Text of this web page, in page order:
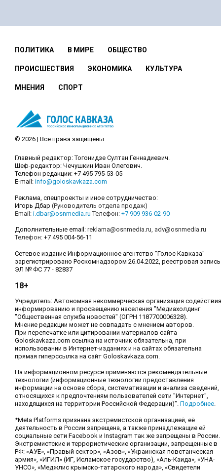
ПОЛИТИКА В МИРЕ ОБЩЕСТВО
ПРОИСШЕСТВИЯ ЭКОНОМИКА КУЛЬТУРА
МНЕНИЯ СПОРТ
© 2026 | Все права защищены
Главный редактор: Тогонидзе Султан Геннадиевич.
Шеф-редактор: Чечушкин Иван Олегович.
Телефон редакции: +7 495 795-53-05
E-mail: info@goloskavkaza.com
Реклама, спецпроекты и иное сотрудничество:
Игорь Дбар (Руководитель отдела продаж)
Email: i.dbar@osnmedia.ru Телефон: +7 909 936-02-90
Дополнительные email: reklama@osnmedia.ru, adv@osnmedia.ru
Телефон: +7 495 004-56-11
Сетевое издание Информационное агентство "Голос Кавказа"
зарегистрировано Роскомнадзором 26.04.2022, реестровая запись
ЭЛ № ФС 77 - 82837
18+
Учредитель: Автономная некоммерческая организация содействия
информированию и просвещению населения "Медиахолдинг
"Общественная служба новостей" (ОГРН 1187700006328).
Мнение редакции может не совпадать с мнением авторов.
При перепечатке или цитировании материалов сайта
Goloskavkaza.com ссылка на источник обязательна, при
использовании в Интернет-изданиях и на сайтах обязательна
прямая гиперссылка на сайт Goloskavkaza.com.
На информационном ресурсе применяются рекомендательные
технологии (информационные технологии предоставления
информации на основе сбора, систематизации и анализа сведений,
относящихся к предпочтениям пользователей сети "Интернет",
находящихся на территории Российской Федерации)". Подробнее.
*Meta Platforms признана экстремистской организацией, её
деятельность в России запрещена, а также принадлежащие ей
социальные сети Facebook и Instagram так же запрещены в России.
Экстремистские и террористические организации, запрещенные в
РФ: «АУЕ», «Правый сектор», «Азов», «Украинская повстанческая
армия», «ИГИЛ» (ИГ, Исламское государство), «Аль-Каида», «УНА-
УНСО», «Меджлис крымско-татарского народа», «Свидетели